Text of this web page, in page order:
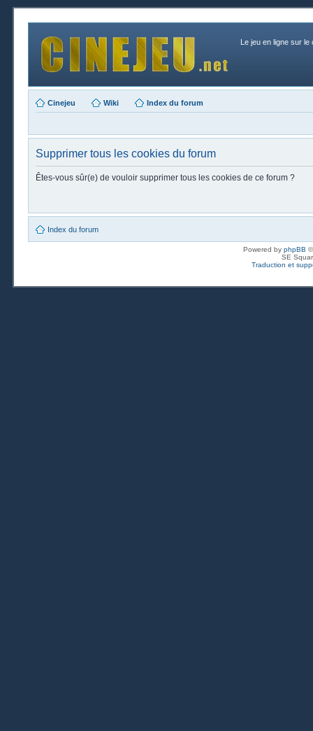
Le jeu en ligne sur le
Cinejeu Wiki Index du forum
Supprimer tous les cookies du forum
Êtes-vous sûr(e) de vouloir supprimer tous les cookies de ce forum ?
Index du forum
Powered by phpBB
SE
Traduction et